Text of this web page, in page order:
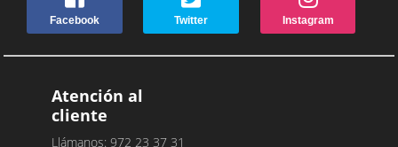
Facebook Twitter Instagram
Atención al
cliente
Llámanos: 972 23 37 31